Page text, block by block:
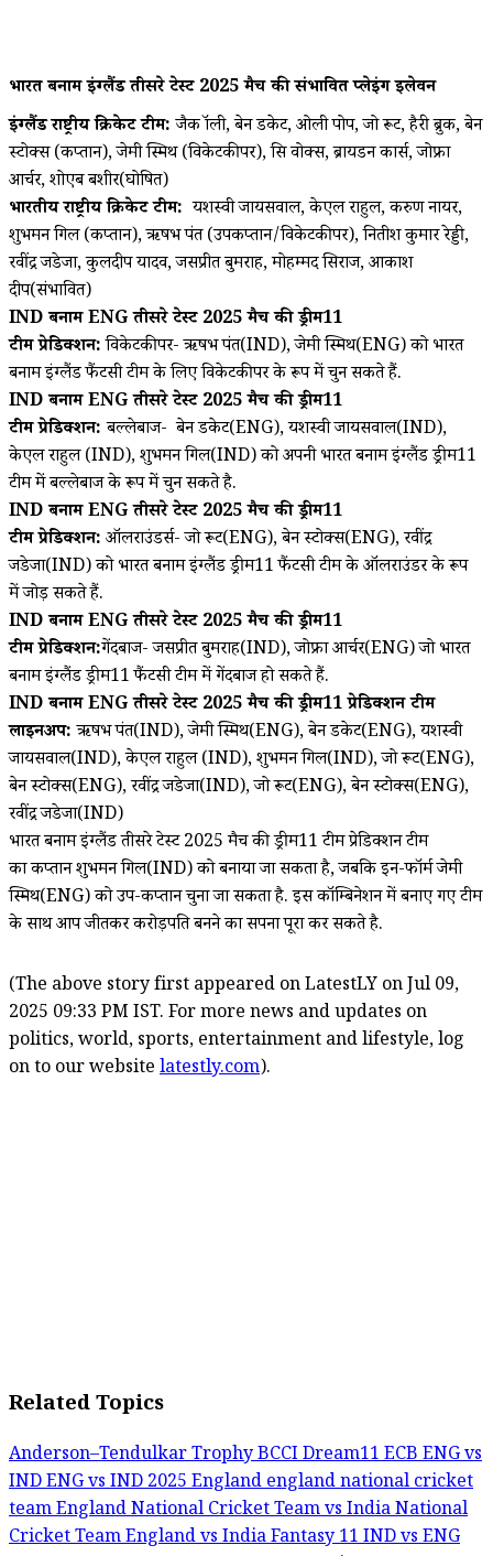
भारत बनाम इंग्लैंड तीसरे टेस्ट 2025 मैच की संभावित प्लेइंग इलेवन
इंग्लैंड राष्ट्रीय क्रिकेट टीम:जैक क्रॉली, बेन डकेट, ओली पोप, जो रूट, हैरी ब्रुक, बेन
स्टोक्स (कप्तान), जेमी स्मिथ (विकेटकीपर), क्रिस वोक्स, ब्रायडन कार्स, जोफ्रा
आर्चर, शोएब बशीर(घोषित)
भारतीय राष्ट्रीय क्रिकेट टीम: यशस्वी जायसवाल, केएल राहुल, करुण नायर,
शुभमन गिल (कप्तान), ऋषभ पंत (उपकप्तान/विकेटकीपर), नितीश कुमार रेड्डी,
रवींद्र जडेजा, कुलदीप यादव, जसप्रीत बुमराह, मोहम्मद सिराज, आकाश
दीप(संभावित)
IND बनाम ENG तीसरे टेस्ट 2025 मैच की ड्रीम11
टीम प्रेडिक्शन:विकेटकीपर- ऋषभ पंत(IND), जेमी स्मिथ(ENG) को भारत
बनाम इंग्लैंड फैंटसी टीम के लिए विकेटकीपर के रूप में चुन सकते हैं.
IND बनाम ENG तीसरे टेस्ट 2025 मैच की ड्रीम11
टीम प्रेडिक्शन:बल्लेबाज- बेन डकेट(ENG), यशस्वी जायसवाल(IND),
केएल राहुल (IND), शुभमन गिल(IND) को अपनी भारत बनाम इंग्लैंड ड्रीम11
टीम में बल्लेबाज के रूप में चुन सकते है.
IND बनाम ENG तीसरे टेस्ट 2025 मैच की ड्रीम11
टीम प्रेडिक्शन: ऑलराउंडर्स- जो रूट(ENG), बेन स्टोक्स(ENG), रवींद्र
जडेजा(IND) को भारत बनाम इंग्लैंड ड्रीम11 फैंटसी टीम के ऑलराउंडर के रूप
में जोड़ सकते हैं.
IND बनाम ENG तीसरे टेस्ट 2025 मैच की ड्रीम11
टीम प्रेडिक्शन:गेंदबाज- जसप्रीत बुमराह(IND), जोफ्रा आर्चर(ENG) जो भारत
बनाम इंग्लैंड ड्रीम11 फैंटसी टीम में गेंदबाज हो सकते हैं.
IND बनाम ENG तीसरे टेस्ट 2025 मैच की ड्रीम11 प्रेडिक्शन टीम
लाइनअप:ऋषभ पंत(IND), जेमी स्मिथ(ENG), बेन डकेट(ENG), यशस्वी
जायसवाल(IND), केएल राहुल (IND), शुभमन गिल(IND), जो रूट(ENG),
बेन स्टोक्स(ENG), रवींद्र जडेजा(IND), जो रूट(ENG), बेन स्टोक्स(ENG),
रवींद्र जडेजा(IND)
भारत बनाम इंग्लैंड तीसरे टेस्ट 2025 मैच की ड्रीम11 टीम प्रेडिक्शन टीम
का कप्तान शुभमन गिल(IND) को बनाया जा सकता है, जबकि इन-फॉर्म जेमी
स्मिथ(ENG) को उप-कप्तान चुना जा सकता है. इस कॉम्बिनेशन में बनाए गए टीम
के साथ आप जीतकर करोड़पति बनने का सपना पूरा कर सकते है.
(The above story first appeared on LatestLY on Jul 09,
2025 09:33 PM IST. For more news and updates on
politics, world, sports, entertainment and lifestyle, log
on to our website latestly.com).
Related Topics
Anderson–Tendulkar TrophyBCCIDream11ECBENG vs
INDENG vs IND 2025Englandengland national cricket
teamEngland National Cricket Team vs India National
Cricket TeamEngland vs IndiaFantasy 11IND vs ENG